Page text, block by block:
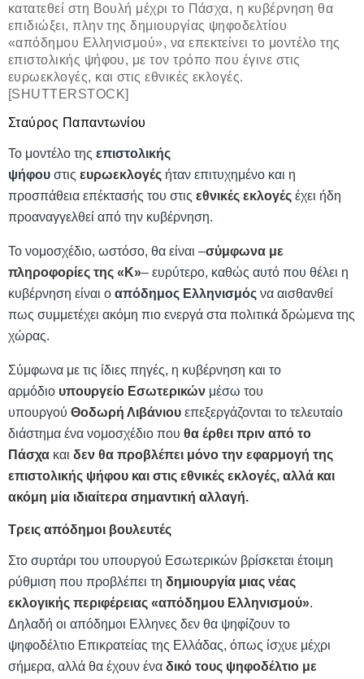
κατατεθεί στη Βουλή μέχρι το Πάσχα, η κυβέρνηση θα
επιδιώξει, πλην της δημιουργίας ψηφοδελτίου
«απόδημου Ελληνισμού», να επεκτείνει το μοντέλο της
επιστολικής ψήφου, με τον τρόπο που έγινε στις
ευρωεκλογές, και στις εθνικές εκλογές.
[SHUTTERSTOCK]
Σταύρος Παπαντωνίου
Το μοντέλο της επιστολικής
ψήφου στις ευρωεκλογές ήταν επιτυχημένο και η
προσπάθεια επέκτασής του στις εθνικές εκλογές έχει ήδη
προαναγγελθεί από την κυβέρνηση.
Το νομοσχέδιο, ωστόσο, θα είναι –σύμφωνα με
πληροφορίες της «Κ»– ευρύτερο, καθώς αυτό που θέλει η
κυβέρνηση είναι ο απόδημος Ελληνισμός να αισθανθεί
πως συμμετέχει ακόμη πιο ενεργά στα πολιτικά δρώμενα της
χώρας.
Σύμφωνα με τις ίδιες πηγές, η κυβέρνηση και το
αρμόδιο υπουργείο Εσωτερικών μέσω του
υπουργού Θοδωρή Λιβάνιου επεξεργάζονται το τελευταίο
διάστημα ένα νομοσχέδιο που θα έρθει πριν από το
Πάσχα και δεν θα προβλέπει μόνο την εφαρμογή της
επιστολικής ψήφου και στις εθνικές εκλογές, αλλά και
ακόμη μία ιδιαίτερα σημαντική αλλαγή.
Tρεις απόδημοι βουλευτές
Στο συρτάρι του υπουργού Εσωτερικών βρίσκεται έτοιμη
ρύθμιση που προβλέπει τη δημιουργία μιας νέας
εκλογικής περιφέρειας «απόδημου Ελληνισμού».
Δηλαδή οι απόδημοι Ελληνες δεν θα ψηφίζουν το
ψηφοδέλτιο Επικρατείας της Ελλάδας, όπως ίσχυε μέχρι
σήμερα, αλλά θα έχουν ένα δικό τους ψηφοδέλτιο με